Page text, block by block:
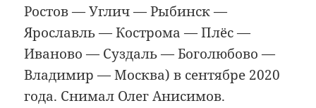
Ростов — Углич — Рыбинск —
Ярославль — Кострома — Плёс —
Иваново — Суздаль — Боголюбово —
Владимир — Москва) в сентябре 2020
года. Снимал Олег Анисимов.